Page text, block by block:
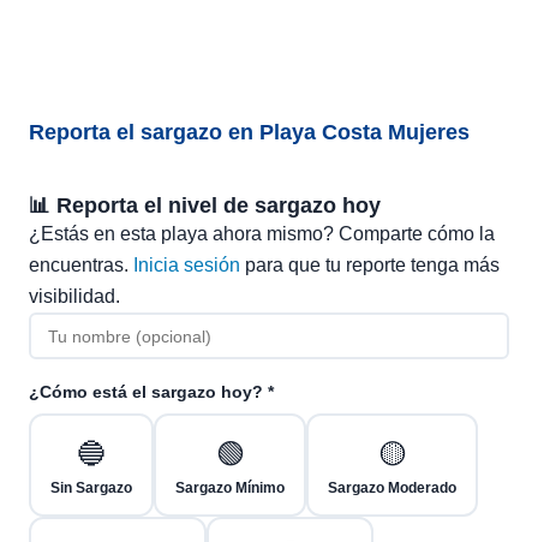
Reporta el sargazo en Playa Costa Mujeres
📊 Reporta el nivel de sargazo hoy
¿Estás en esta playa ahora mismo? Comparte cómo la
encuentras. Inicia sesión para que tu reporte tenga más
visibilidad.
¿Cómo está el sargazo hoy? *
🔵
Sin Sargazo
🟢
Sargazo Mínimo
🟡
Sargazo Moderado